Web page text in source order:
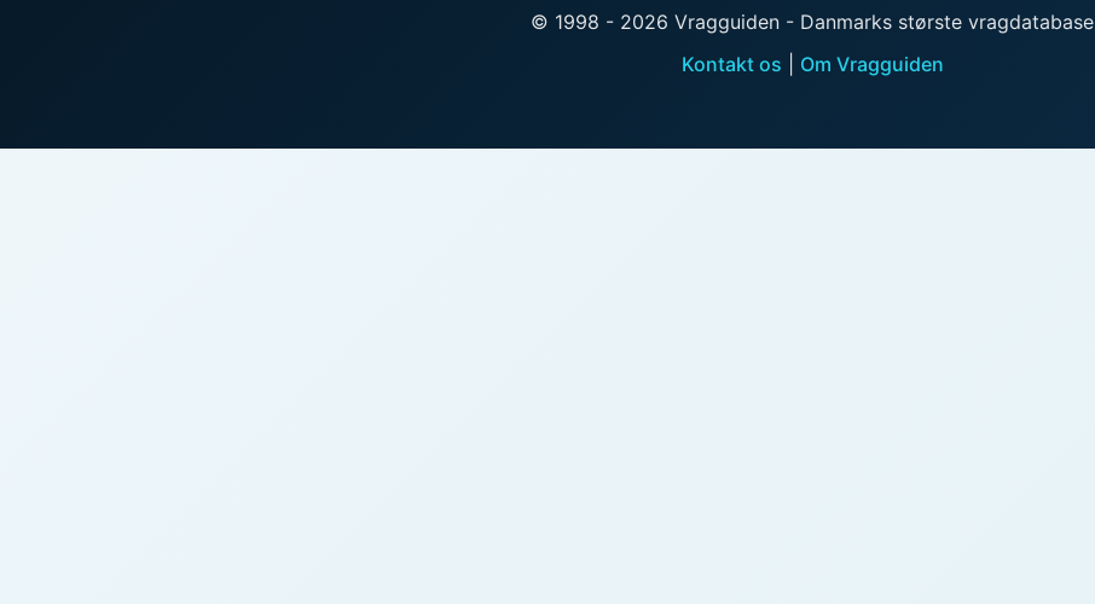
© 1998 - 2026 Vragguiden - Danmarks største vragdatabase
Kontakt os
Om Vragguiden